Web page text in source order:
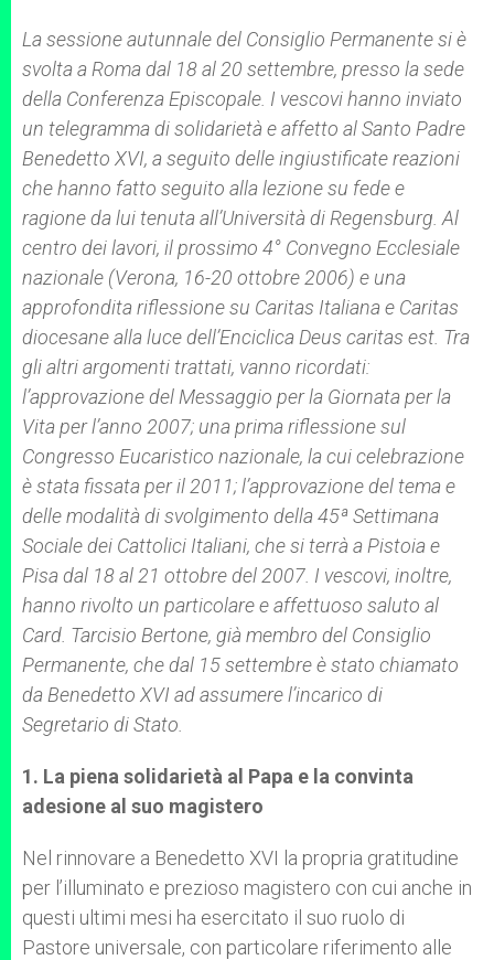
La sessione autunnale del Consiglio Permanente si è
svolta a Roma dal 18 al 20 settembre, presso la sede
della Conferenza Episcopale. I vescovi hanno inviato
un telegramma di solidarietà e affetto al Santo Padre
Benedetto XVI, a seguito delle ingiustificate reazioni
che hanno fatto seguito alla lezione su fede e
ragione da lui tenuta all’Università di Regensburg. Al
centro dei lavori, il prossimo 4° Convegno Ecclesiale
nazionale (Verona, 16-20 ottobre 2006) e una
approfondita riflessione su Caritas Italiana e Caritas
diocesane alla luce dell’Enciclica Deus caritas est. Tra
gli altri argomenti trattati, vanno ricordati:
l’approvazione del Messaggio per la Giornata per la
Vita per l’anno 2007; una prima riflessione sul
Congresso Eucaristico nazionale, la cui celebrazione
è stata fissata per il 2011; l’approvazione del tema e
delle modalità di svolgimento della 45ª Settimana
Sociale dei Cattolici Italiani, che si terrà a Pistoia e
Pisa dal 18 al 21 ottobre del 2007. I vescovi, inoltre,
hanno rivolto un particolare e affettuoso saluto al
Card. Tarcisio Bertone, già membro del Consiglio
Permanente, che dal 15 settembre è stato chiamato
da Benedetto XVI ad assumere l’incarico di
Segretario di Stato.
1. La piena solidarietà al Papa e la convinta
adesione al suo magistero
Nel rinnovare a Benedetto XVI la propria gratitudine
per l’illuminato e prezioso magistero con cui anche in
questi ultimi mesi ha esercitato il suo ruolo di
Pastore universale, con particolare riferimento alle